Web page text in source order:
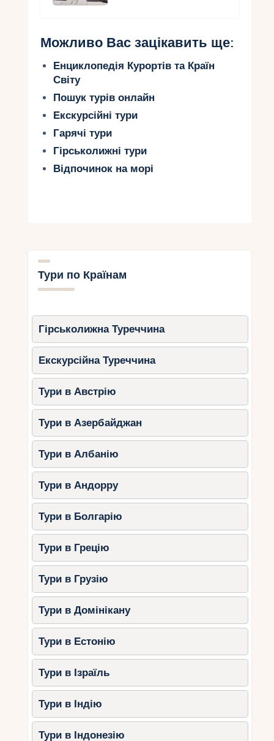
Можливо Вас зацікавить ще:
Енциклопедія Курортів та Країн
Світу
Пошук турів онлайн
Екскурсійні тури
Гарячі тури
Гірськолижні тури
Відпочинок на морі
Тури по Країнам
Гірськолижна Туреччина
Екскурсійна Туреччина
Тури в Австрію
Тури в Азербайджан
Тури в Албанію
Тури в Андорру
Тури в Болгарію
Тури в Грецію
Тури в Грузію
Тури в Домінікану
Тури в Естонію
Тури в Ізраїль
Тури в Індію
Тури в Індонезію